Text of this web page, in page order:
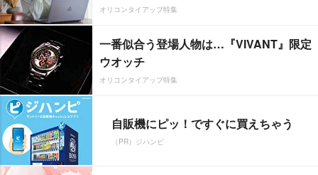
オリコンタイアップ特集
一番似合う登場人物は…『VIVANT』限定
ウオッチ
オリコンタイアップ特集
自販機にピッ！ですぐに買えちゃう
（PR）ジハンピ